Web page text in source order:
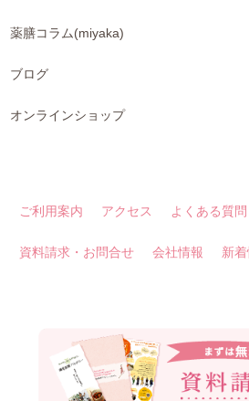
薬膳コラム(miyaka)
ブログ
オンラインショップ
ご利用案内 アクセス よくある質問
資料請求・お問合せ 会社情報 新